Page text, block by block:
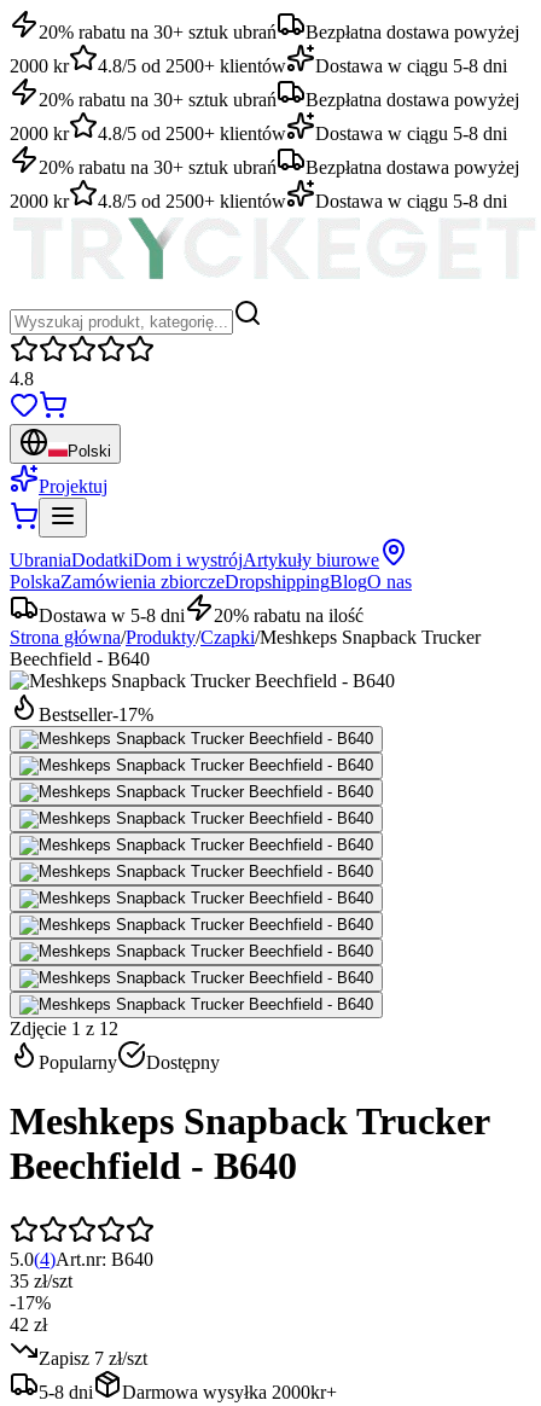
20% rabatu na 30+ sztuk ubrań
Bezpłatna dostawa powyżej
2000 kr
4.8/5 od 2500+ klientów
Dostawa w ciągu 5-8 dni
20% rabatu na 30+ sztuk ubrań
Bezpłatna dostawa powyżej
2000 kr
4.8/5 od 2500+ klientów
Dostawa w ciągu 5-8 dni
20% rabatu na 30+ sztuk ubrań
Bezpłatna dostawa powyżej
2000 kr
4.8/5 od 2500+ klientów Dostawa w ciągu 5-8 dni
4.8
Polski
Projektuj
UbraniaDodatkiDom i wystrójArtykuły biurowe
PolskaZamówienia zbiorczeDropshippingBlogO nas
Dostawa w 5-8 dni
20% rabatu na ilość
Strona główna/Produkty/Czapki/Meshkeps Snapback Trucker
Beechfield - B640
Bestseller-17%
Zdjęcie 1 z 12
Popularny
Dostępny
Meshkeps Snapback Trucker
Beechfield - B640
5.0(4)Art.nr: B640
35 zł/szt
-17%
42 zł
Zapisz 7 zł/szt
5-8 dni
Darmowa wysyłka 2000kr+